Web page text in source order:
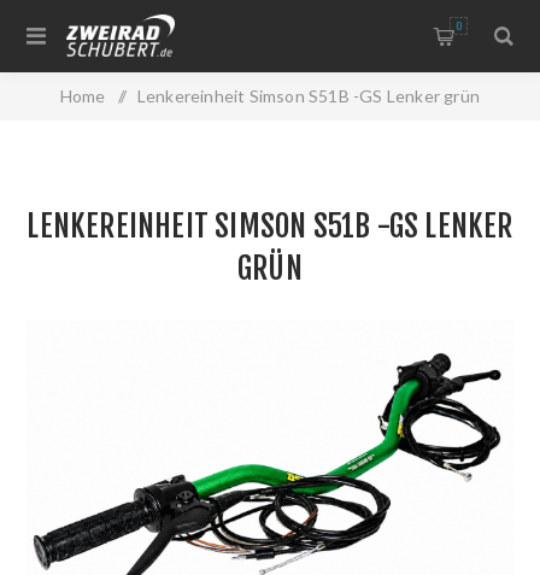
0
Home / Lenkereinheit Simson S51B -GS Lenker grün
LENKEREINHEIT SIMSON S51B -GS LENKER
GRÜN